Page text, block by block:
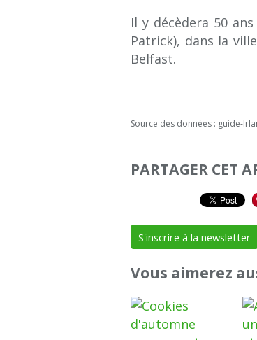
Il y décèdera 50
Patrick), dans la
Belfast.
Source des données : guide-
PARTAGER CET
S'inscrire à la newsletter
Vous aimerez